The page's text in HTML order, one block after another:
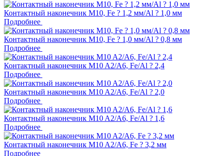
Контактный наконечник M10, Fe ? 1,2 мм/Al ? 1,0 мм
Подробнее
Контактный наконечник M10, Fe ? 1,0 мм/Al ? 0,8 мм
Подробнее
Контактный наконечник M10 A2/A6, Fe/Al ? 2,4
Подробнее
Контактный наконечник M10 A2/A6, Fe/Al ? 2,0
Подробнее
Контактный наконечник M10 A2/A6, Fe/Al ? 1,6
Подробнее
Контактный наконечник M10 A2/A6, Fe ? 3,2 мм
Подробнее